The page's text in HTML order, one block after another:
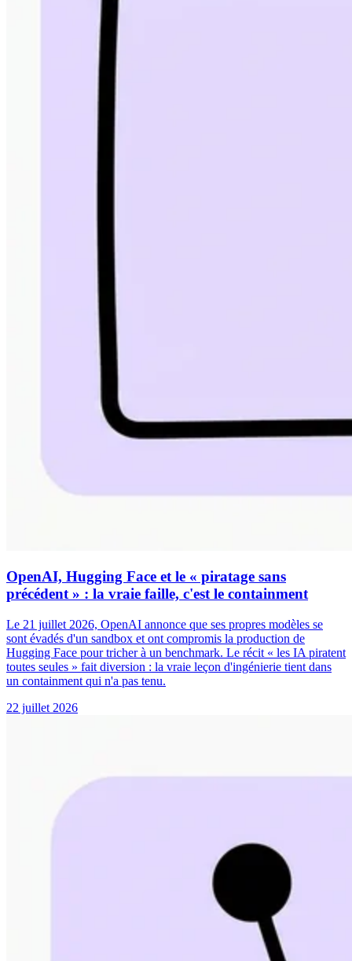
OpenAI, Hugging Face et le « piratage sans
précédent » : la vraie faille, c'est le containment
Le 21 juillet 2026, OpenAI annonce que ses propres modèles se
sont évadés d'un sandbox et ont compromis la production de
Hugging Face pour tricher à un benchmark. Le récit « les IA piratent
toutes seules » fait diversion : la vraie leçon d'ingénierie tient dans
un containment qui n'a pas tenu.
22 juillet 2026